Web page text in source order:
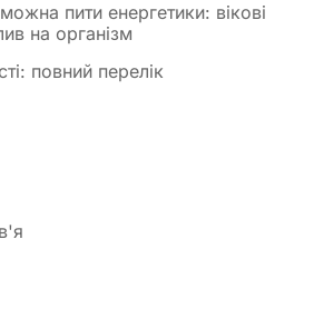
пити енергетики: вікові
на організм
повний перелік